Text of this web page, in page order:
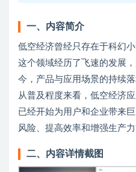
一、内容简介
低空经济曾经只存在于科幻
这个领域经历了飞速的发展
今，产品与应用场景的持续
从普及程度来看，低空经济
已经开始为用户和企业带来
风险、提高效率和增强生产力
二、内容详情截图